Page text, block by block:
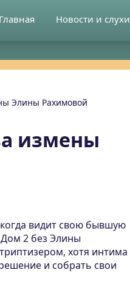
Главная Новости и слухи
Элины Рахимовой
измены
видит свою бывшую
2 без Элины
хотя интима
и собрать свои